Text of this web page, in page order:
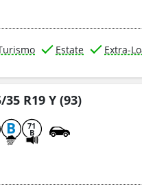
Estate Extra-
35 R19 Y (93)
B 71
B